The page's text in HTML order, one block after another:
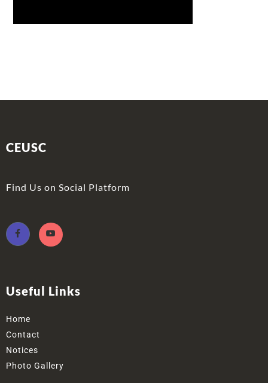
CEUSC
Find Us on Social Platform
Useful Links
Home
Contact
Notices
Photo Gallery